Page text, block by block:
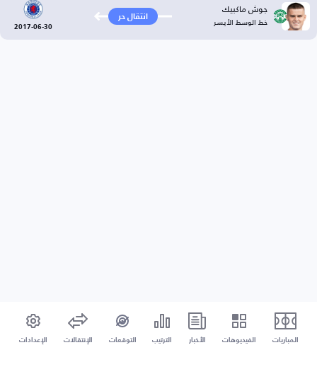
جوش ماكبيك
خط الوسط الأيسر انتقال حر
2017-06-30
المباريات الفيديوهات الأخبار الترتيب التوقعات الإنتقالات الإعدادات